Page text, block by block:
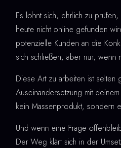
Es lohnt sich, ehrlich zu
heute nicht online gefunden
potenzielle Kunden an die
sich schließen, aber nur, wenn
Diese Art zu arbeiten ist
Auseinandersetzung mit
kein Massenprodukt, sondern
Und wenn eine Frage
Der Weg klärt sich in der